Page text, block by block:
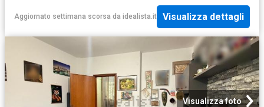
Aggiornato settimana scorsa da idealista.it Visualizza dettagli
Visualizza foto